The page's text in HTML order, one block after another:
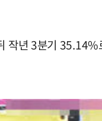
작년 3분기 35.14%